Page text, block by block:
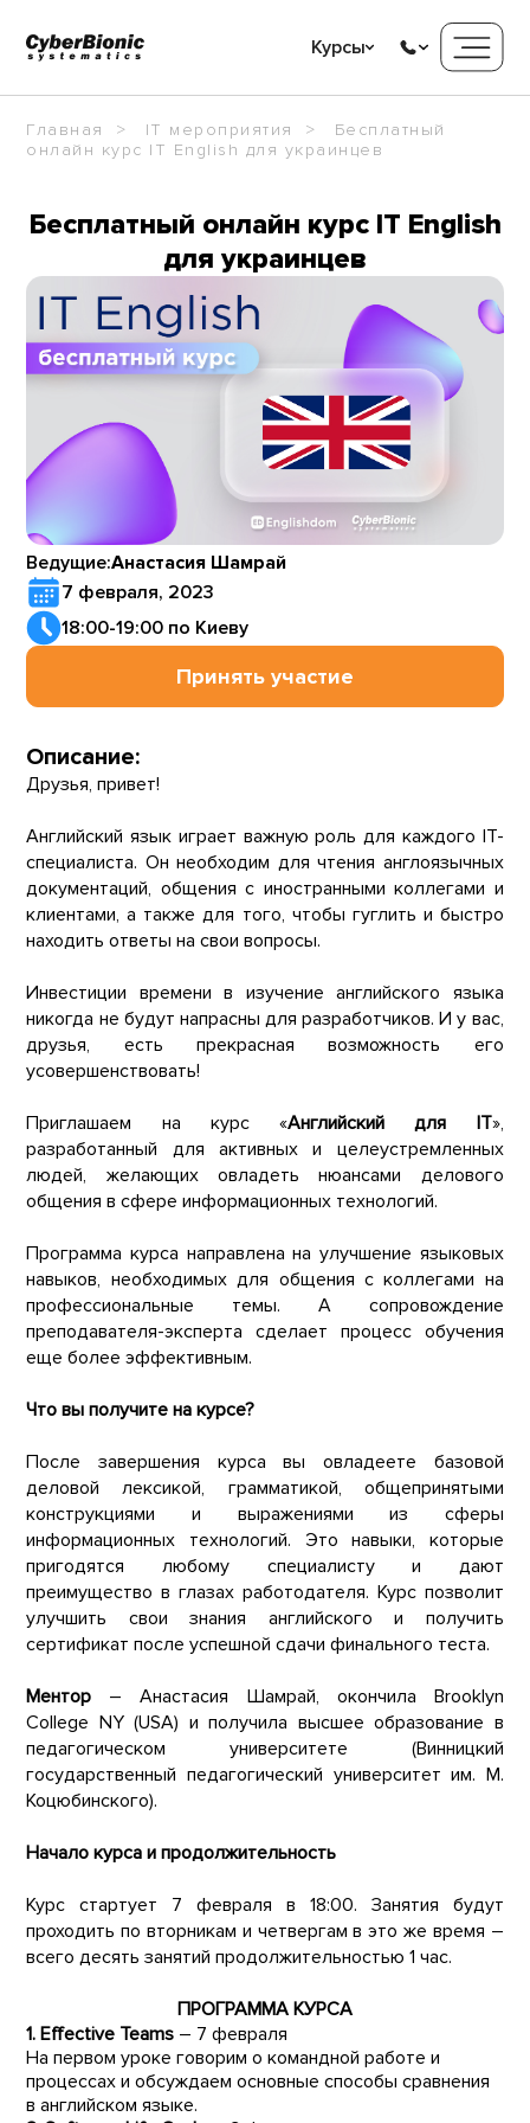
Курсы
Главная IT мероприятия
Бесплатный
онлайн курс IT English для украинцев
Бесплатный онлайн курс IT English
для украинцев
7 февраля, 2023
18:00-19:00 по Киеву
Ведущие:Анастасия Шамрай
Принять участие
Описание:
Друзья, привет!
Английский язык играет важную роль для каждого IT-
специалиста. Он необходим для чтения англоязычных
документаций, общения с иностранными коллегами и
клиентами, а также для того, чтобы гуглить и быстро
находить ответы на свои вопросы.
Инвестиции времени в изучение английского языка
никогда не будут напрасны для разработчиков. И у вас,
друзья, есть прекрасная возможность его
усовершенствовать!
Приглашаем на курс «Английский для IT»,
разработанный для активных и целеустремленных
людей, желающих овладеть нюансами делового
общения в сфере информационных технологий.
Программа курса направлена на улучшение языковых
навыков, необходимых для общения с коллегами на
профессиональные темы. А сопровождение
преподавателя-эксперта сделает процесс обучения
еще более эффективным.
Что вы получите на курсе?
После завершения курса вы овладеете базовой
деловой лексикой, грамматикой, общепринятыми
конструкциями и выражениями из сферы
информационных технологий. Это навыки, которые
пригодятся любому специалисту и дают
преимущество в глазах работодателя. Курс позволит
улучшить свои знания английского и получить
сертификат после успешной сдачи финального теста.
Ментор – Анастасия Шамрай, окончила Brooklyn
College NY (USA) и получила высшее образование в
педагогическом университете (Винницкий
государственный педагогический университет им. М.
Коцюбинского).
Начало курса и продолжительность
Курс стартует 7 февраля в 18:00. Занятия будут
проходить по вторникам и четвергам в это же время –
всего десять занятий продолжительностью 1 час.
ПРОГРАММА КУРСА
1. Effective Teams – 7 февраля
На первом уроке говорим о командной работе и
процессах и обсуждаем основные способы сравнения
в английском языке.